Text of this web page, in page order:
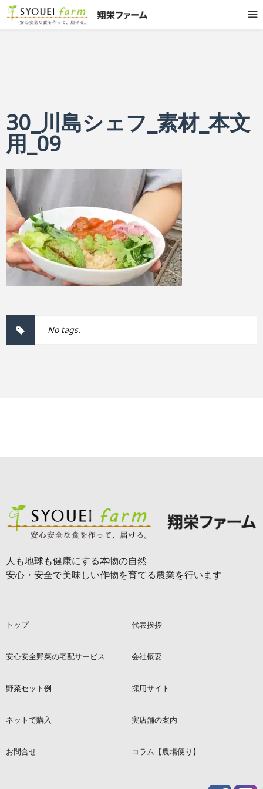
30_川島シェフ_素材_本文
用_09
No tags.
人も地球も健康にする本物の自然
安心・安全で美味しい作物を育てる農業を行います
トップ 代表挨拶
安心安全野菜の宅配サービス 会社概要
野菜セット例 採用サイト
ネットで購入 実店舗の案内
お問合せ コラム【農場便り】